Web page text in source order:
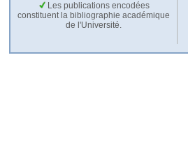
Les publications encodées
constituent la bibliographie académique
de l'Université.